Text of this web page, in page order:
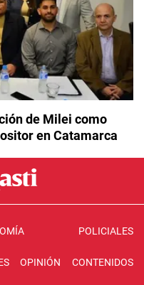
de Milei como
en Catamarca
POLICIALES
OPINIÓN CONTENIDOS